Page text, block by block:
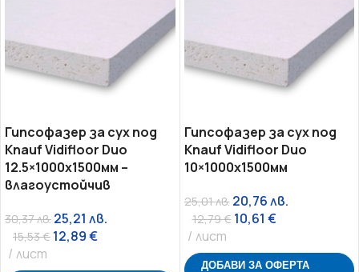
Гипсофазер за сух под
Knauf Vidifloor Duo
12.5×1000х1500мм –
влагоустойчив
30,37лв. 25,21 лв.
15,53€ 12,89€
лист
Гипсофазер за сух под
Knauf Vidifloor Duo
10×1000х1500мм
25,01лв. 20,76лв.
12,79€ 10,61 €
лист
ДОБАВИ ЗА ОФЕРТА